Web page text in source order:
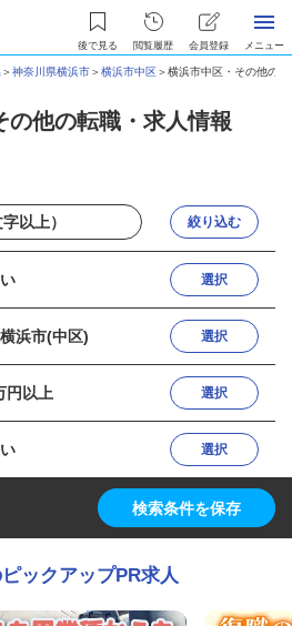
後で見る 閲覧履歴 会員登録 メニュー
＞神奈川県横浜市＞横浜市中区＞横浜市中区・その他の
の他の転職・求人情報
絞り込む
選択
浜市(中区) 選択
円以上 選択
選択
検索条件を保存
ックアップPR求人